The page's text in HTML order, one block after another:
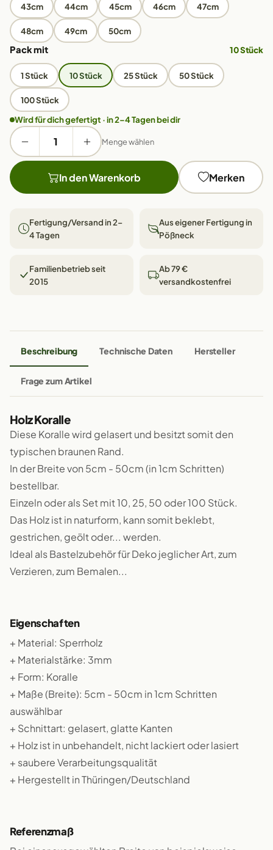
43cm 44cm 45cm 46cm 47cm
48cm 49cm 50cm
Pack mit 10 Stück
1 Stück 10 Stück 25 Stück 50 Stück
100 Stück
Wird für dich gefertigt · in 2–4 Tagen bei dir
Menge wählen
In den Warenkorb Merken
Fertigung/Versand in 2–
4 Tagen
Aus eigener Fertigung in
Pößneck
Familienbetrieb seit
2015
Ab 79 €
versandkostenfrei
Beschreibung Technische Daten Hersteller
Frage zum Artikel
Holz Koralle
Diese Koralle wird gelasert und besitzt somit den
typischen braunen Rand.
In der Breite von 5cm - 50cm (in 1cm Schritten)
bestellbar.
Einzeln oder als Set mit 10, 25, 50 oder 100 Stück.
Das Holz ist in naturform, kann somit beklebt,
gestrichen, geölt oder... werden.
Ideal als Bastelzubehör für Deko jeglicher Art, zum
Verzieren, zum Bemalen...
Eigenschaften
+ Material: Sperrholz
+ Materialstärke: 3mm
+ Form: Koralle
+ Maße (Breite): 5cm - 50cm in 1cm Schritten
auswählbar
+ Schnittart: gelasert, glatte Kanten
+ Holz ist in unbehandelt, nicht lackiert oder lasiert
+ saubere Verarbeitungsqualität
+ Hergestellt in Thüringen/Deutschland
Referenzmaß